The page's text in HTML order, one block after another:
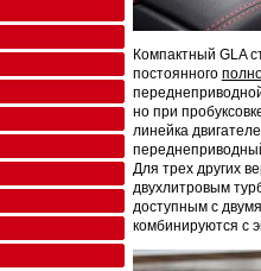
Компактный GLA
постоянного
но при
линейка
Для трех других
двухлитровым
доступным с
комбинируются с